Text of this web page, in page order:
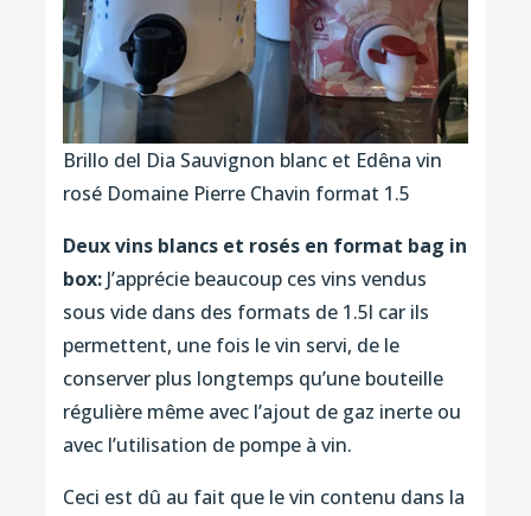
Brillo del Dia Sauvignon blanc et Edêna vin
rosé Domaine Pierre Chavin format 1.5
Deux vins blancs et rosés en format bag in
box:J’apprécie beaucoup ces vins vendus
sous vide dans des formats de 1.5l car ils
permettent, une fois le vin servi, de le
conserver plus longtemps qu’une bouteille
régulière même avec l’ajout de gaz inerte ou
avec l’utilisation de pompe à vin.
Ceci est dû au fait que le vin contenu dans la